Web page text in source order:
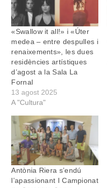
«Swallow it all!» i «Úter
medea – entre despulles i
renaixements», les dues
residències artístiques
d’agost a la Sala La
Fornal
13 agost 2025
A "Cultura"
Antònia Riera s’endú
l’apassionant I Campionat